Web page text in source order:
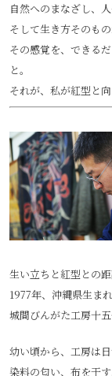
自然へのまなざし、人
そして生き方そのも
その感覚を、できる
と。
それが、私が紅型と
生い立ちと紅型との
1977年、沖縄県生まれ
城間びんがた工房十
幼い頃から、工房は
染料の匂い、布を干す